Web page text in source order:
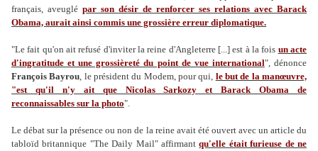
français, aveuglé par son désir de renforcer ses relations avec Barack
Obama, aurait ainsi commis une grossière erreur diplomatique.
"Le fait qu'on ait refusé d'inviter la reine d'Angleterre [...] est à la fois un acte
d'ingratitude et une grossièreté du point de vue international", dénonce
François Bayrou, le président du Modem, pour qui, le but de la manœuvre,
"est qu'il n'y ait que Nicolas Sarkozy et Barack Obama de
reconnaissables sur la photo".
Le débat sur la présence ou non de la reine avait été ouvert avec un article du
tabloïd britannique "The Daily Mail" affirmantqu'elle était furieuse de ne